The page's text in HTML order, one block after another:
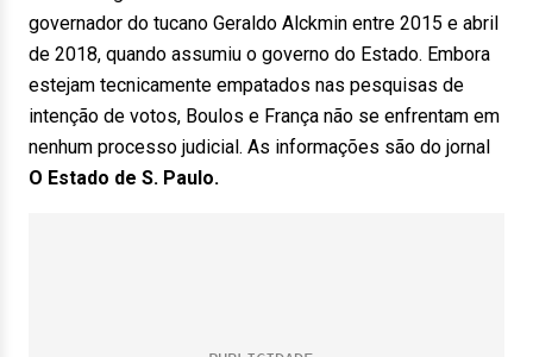
governador do tucano Geraldo Alckmin entre 2015 e abril
de 2018, quando assumiu o governo do Estado. Embora
estejam tecnicamente empatados nas pesquisas de
intenção de votos, Boulos e França não se enfrentam em
nenhum processo judicial. As informações são do jornal
O Estado de S. Paulo.